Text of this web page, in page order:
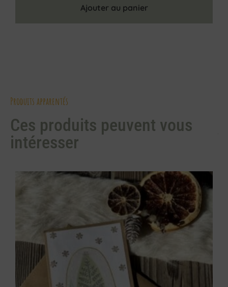
Ajouter au panier
Produits apparentés
Ces produits peuvent vous
intéresser